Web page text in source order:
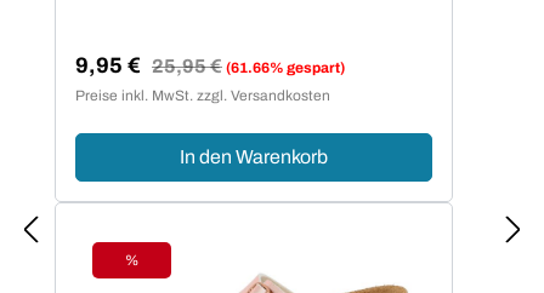
Verkaufspreis:
9,95 € Regulärer Preis:
25,95 € (61.66% gespart)
Preise inkl. MwSt. zzgl. Versandkosten
In den Warenkorb
Rabatt
%